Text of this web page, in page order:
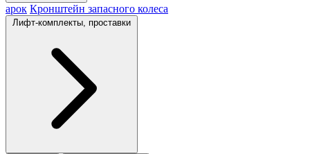
арок Кронштейн запасного колеса
Лифт-комплекты, проставки